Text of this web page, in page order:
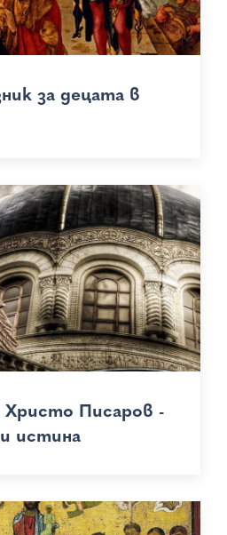
за децата в
Христо Писаров -
истина